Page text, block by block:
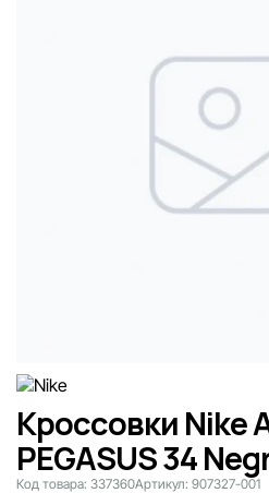
Кроссовки Nike
PEGASUS 34
Код товара: 337360Артикул: 907327-001